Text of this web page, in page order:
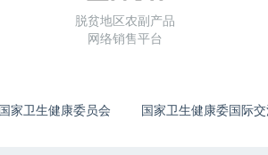
脱贫地区农副产品
网络销售平台
国家卫生健康委员会 国家卫生健康委国际